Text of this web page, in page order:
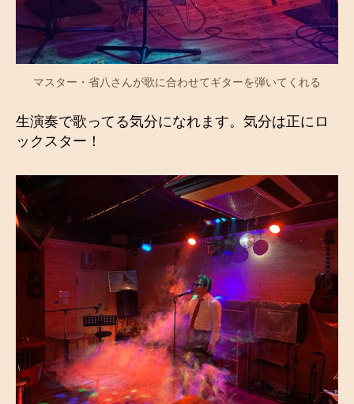
マスター・省八さんが歌に合わせてギターを弾いてくれる
生演奏で歌ってる気分になれます。気分は正にロ
ックスター！